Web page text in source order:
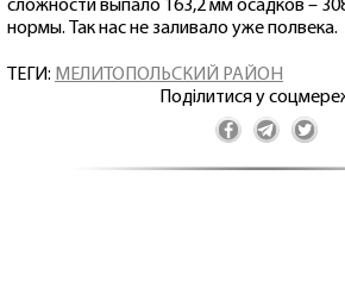
сложности выпало 163,2 мм осадков –
нормы. Так нас не заливало уже полвека.
ТЕГИ: МЕЛИТОПОЛЬСКИЙ РАЙОН
Поділитися у